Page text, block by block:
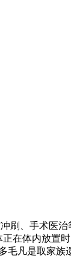
、手术医治
体内放置
毛凡是取家族